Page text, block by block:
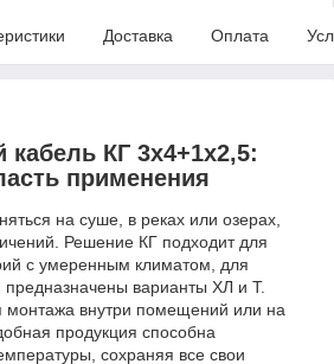
Доставка Оплата
КГ 3х4+1х2,5:
применения
на суше, в реках или озерах,
Решение КГ подходит для
с умеренным климатом, для
предназначены варианты ХЛ и Т.
монтажа внутри помещений или на
продукция способна
сохраняя все свои